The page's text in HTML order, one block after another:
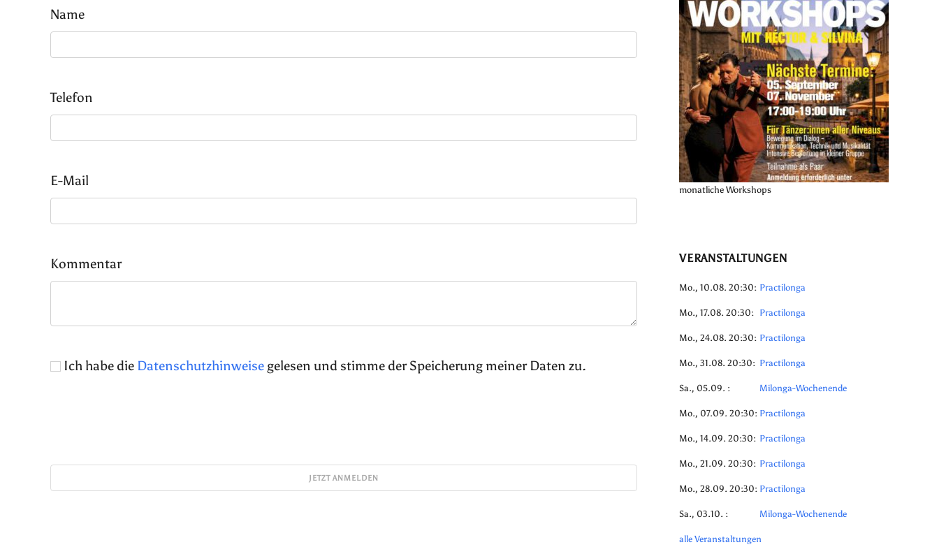
Name
Telefon
E-Mail
Kommentar
Ich habe die Datenschutzhinweise gelesen und stimme der Speicherung meiner Daten zu.
monatliche Workshops
VERANSTALTUNGEN
Mo., 10.08. 20:30: Practilonga
Mo., 17.08. 20:30: Practilonga
Mo., 24.08. 20:30: Practilonga
Mo., 31.08. 20:30: Practilonga
Sa., 05.09. : Milonga-Wochenende
Mo., 07.09. 20:30: Practilonga
Mo., 14.09. 20:30: Practilonga
Mo., 21.09. 20:30: Practilonga
Mo., 28.09. 20:30: Practilonga
Sa., 03.10. : Milonga-Wochenende
alle Veranstaltungen